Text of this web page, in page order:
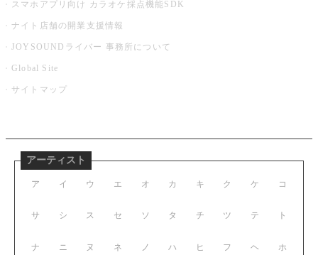
スマホアプリ向け カラオケ採点機能SDK
ナイト店舗の開業支援情報
JOYSOUNDライバー 事務所について
Global Site
サイトマップ
アーティスト
ア イ ウ エ オ
サ シ ス セ ソ
ナ ニ ヌ ネ ノ
カ キ ク ケ コ
タ チ ツ テ ト
ハ ヒ フ ヘ ホ